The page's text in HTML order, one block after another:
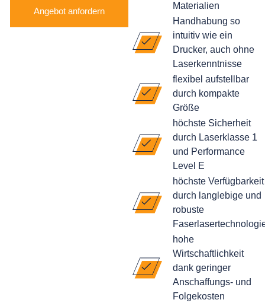
Angebot anfordern
Materialien
Handhabung so
intuitiv wie ein
Drucker, auch ohne
Laserkenntnisse
flexibel aufstellbar
durch kompakte
Größe
höchste Sicherheit
durch Laserklasse 1
und Performance
Level E
höchste Verfügbarkeit
durch langlebige und
robuste
hohe
Wirtschaftlichkeit
dank geringer
Anschaffungs- und
Folgekosten